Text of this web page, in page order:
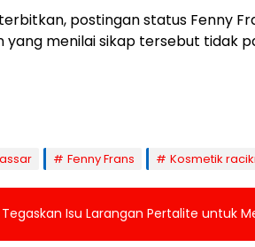
postingan status Fenny
yang menilai sikap tersebut tidak
Fenny Frans Kosmetik
Isu Larangan Pertalite untuk